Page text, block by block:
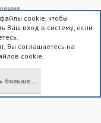
Главная
R
S
Ltd.
cookie, чтобы
Ваш вход в систему, если
Вы соглашаетесь на
cookie.
больше...